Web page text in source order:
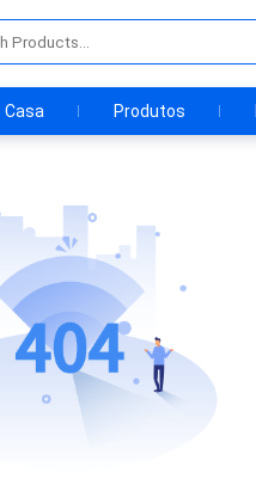
Casa Produtos